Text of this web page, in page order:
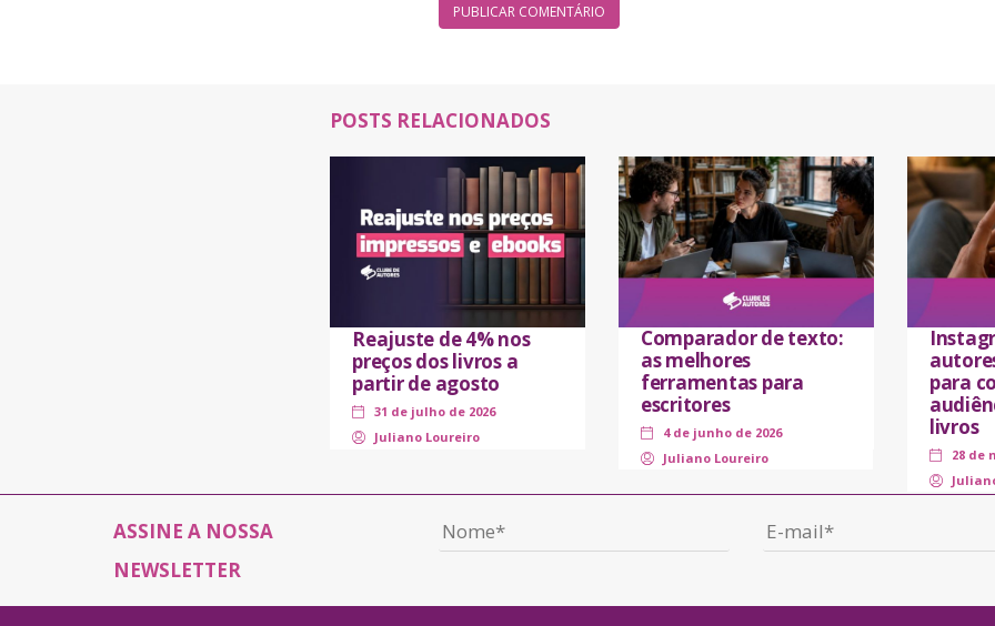
POSTS RELACIONADOS
Reajuste de 4% nos
preços dos livros a
partir de agosto
31 de julho de 2026
Juliano Loureiro
Comparador de texto:
as melhores
ferramentas para
escritores
4 de junho de 2026
Juliano Loureiro
para
livros
28 de
ASSINE A NOSSA
NEWSLETTER